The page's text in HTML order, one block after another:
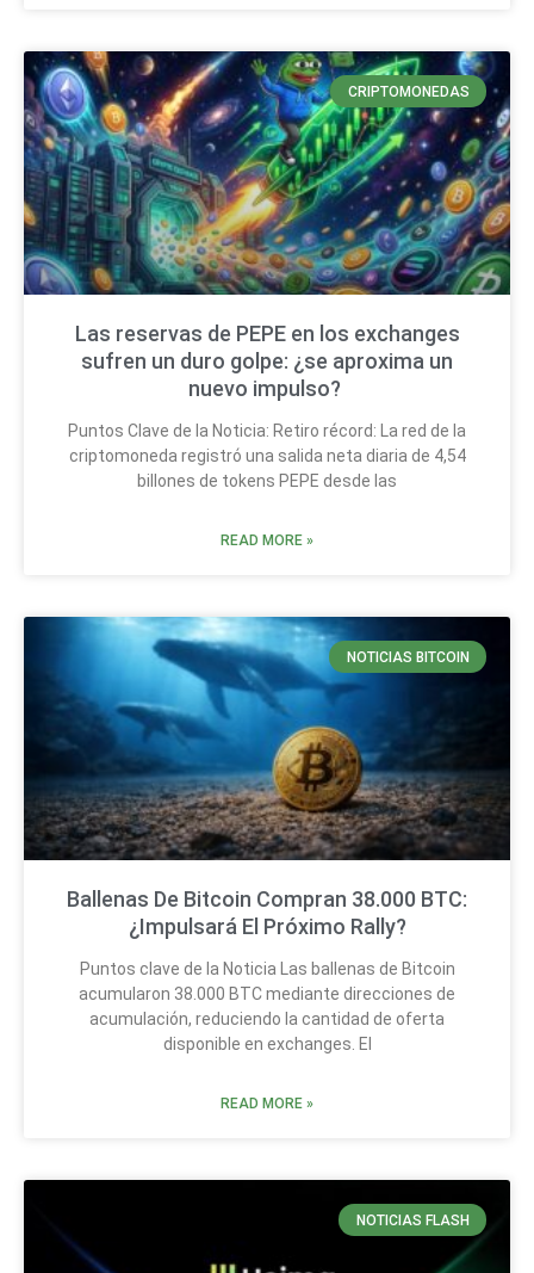
CRIPTOMONEDAS
Las reservas de PEPE en los exchanges
sufren un duro golpe: ¿se aproxima un
nuevo impulso?
Puntos Clave de la Noticia: Retiro récord: La red de la
criptomoneda registró una salida neta diaria de 4,54
billones de tokens PEPE desde las
READ MORE »
NOTICIAS BITCOIN
Ballenas De Bitcoin Compran 38.000 BTC:
¿Impulsará El Próximo Rally?
Puntos clave de la Noticia Las ballenas de Bitcoin
acumularon 38.000 BTC mediante direcciones de
acumulación, reduciendo la cantidad de oferta
disponible en exchanges. El
READ MORE »
NOTICIAS FLASH